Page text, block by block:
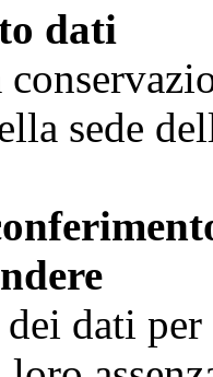
dati
sede
dati